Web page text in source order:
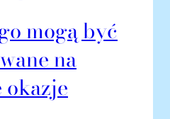
mogą być
na